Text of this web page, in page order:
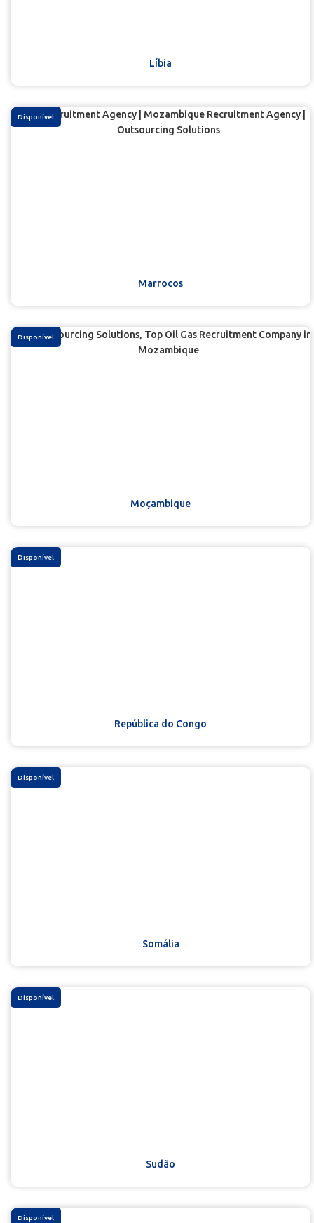
Líbia
Marrocos
Disponível
Moçambique
Disponível
República do Congo
Disponível
Somália
Disponível
Sudão
Disponível
Disponível